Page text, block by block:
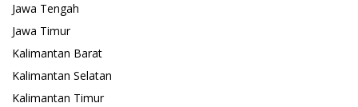
Jawa Tengah
Jawa Timur
Kalimantan Barat
Kalimantan Selatan
Kalimantan Timur